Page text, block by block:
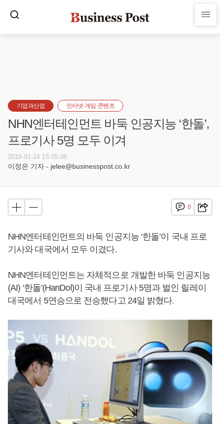
기업과산업 인터넷·게임·콘텐츠
NHN엔터테인먼트 바둑 인공지능 ‘한돌’,
프로기사 5명 모두 이겨
2019-01-24 15:05:08
이정은 기자 - jelee@businesspost.co.kr
0
NHN엔터테인먼트의 바둑 인공지능 ‘한돌’이 국내 프로
기사와 대국에서 모두 이겼다.
NHN엔터테인먼트는 자체적으로 개발한 바둑 인공지능
(AI) ‘한돌’(HanDol)이 국내 프로기사 5명과 벌인 릴레이
대국에서 5연승으로 전승했다고 24일 밝혔다.